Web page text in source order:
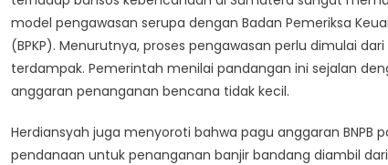
model pengawasan serupa dengan Badan Pemeriksa
(BPKP). Menurutnya, proses pengawasan perlu dimulai
terdampak. Pemerintah menilai pandangan ini sejalan
anggaran penanganan bencana tidak kecil.
Herdiansyah juga menyoroti bahwa pagu anggaran BNPB
pendanaan untuk penanganan banjir bandang diambil